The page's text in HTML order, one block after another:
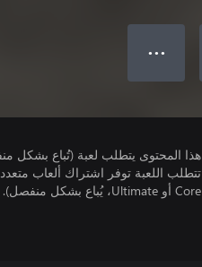
● ● ●
هذا المحتوى يتطلب لعبة (تُباع بشكل
Core أو Ultimate، يُباع بشكل منفصل).